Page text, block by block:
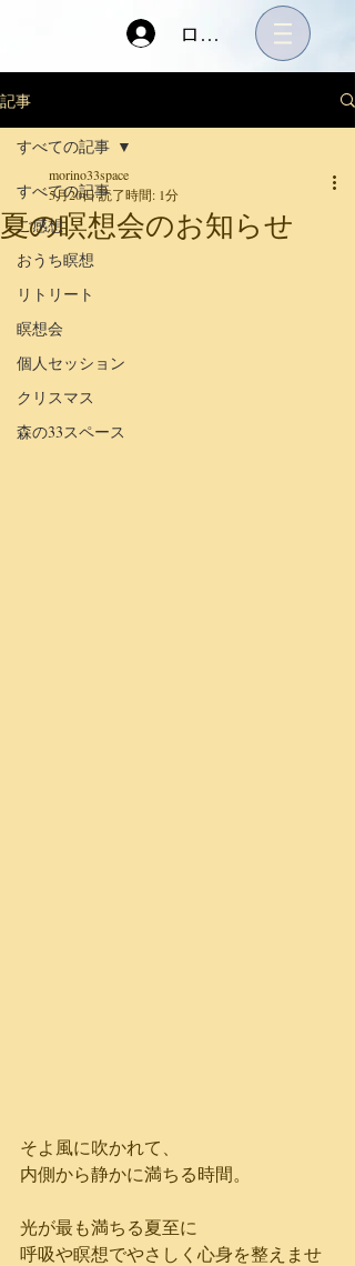
ログイン
記事
すべての記事
ご感想
おうち瞑想
リトリート
瞑想会
個人セッション
クリスマス
森の33スペース
すべての記事
夏の瞑想会のお知らせ
morino33space
5月20日読了時間: 1分
そよ風に吹かれて、
内側から静かに満ちる時間。
光が最も満ちる夏至に
呼吸や瞑想でやさしく心身を整えませ